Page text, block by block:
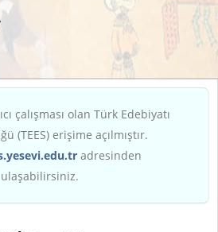
çalışması olan Türk Edebiyatı
(TEES) erişime açılmıştır.
adresinden
ulaşabilirsiniz.